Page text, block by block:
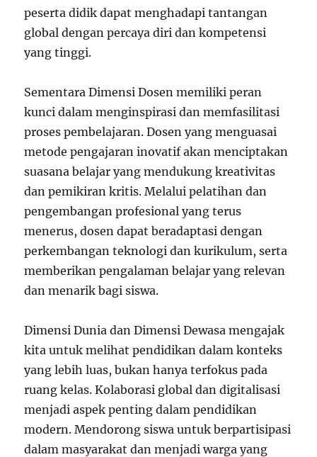
peserta didik dapat menghadapi tantangan
global dengan percaya diri dan kompetensi
yang tinggi.
Sementara Dimensi Dosen memiliki peran
kunci dalam menginspirasi dan memfasilitasi
proses pembelajaran. Dosen yang menguasai
metode pengajaran inovatif akan menciptakan
suasana belajar yang mendukung kreativitas
dan pemikiran kritis. Melalui pelatihan dan
pengembangan profesional yang terus
menerus, dosen dapat beradaptasi dengan
perkembangan teknologi dan kurikulum, serta
memberikan pengalaman belajar yang relevan
dan menarik bagi siswa.
Dimensi Dunia dan Dimensi Dewasa mengajak
kita untuk melihat pendidikan dalam konteks
yang lebih luas, bukan hanya terfokus pada
ruang kelas. Kolaborasi global dan digitalisasi
menjadi aspek penting dalam pendidikan
modern. Mendorong siswa untuk berpartisipasi
dalam masyarakat dan menjadi warga yang